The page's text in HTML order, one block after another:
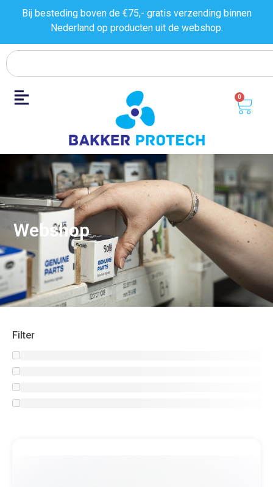
Bij besteding boven de €75,- gratis verzending binnen
Nederland op producten uit de webshop.
0
Webshop
Filter